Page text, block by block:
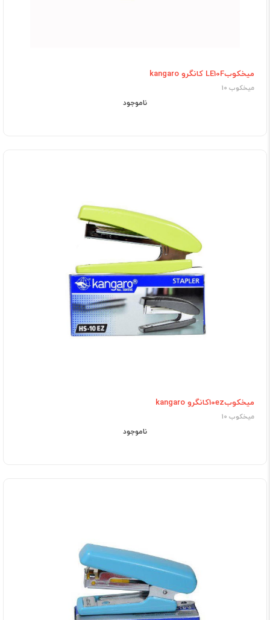
میخکوبLE10F کانگرو kangaro
میخکوب 10
ناموجود
میخکوب10ezکانگرو kangaro
میخکوب 10
ناموجود